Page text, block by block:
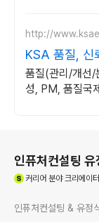
http://
KSA 품질, 신
품질(관리/개선/
성, PM, 품질국
인퓨처컨설팅 유
커리어 분야 크리에이터
인퓨처컨설팅 & 유정